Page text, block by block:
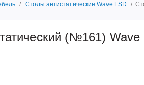
Столы антистатические Wave ESD
(№161)